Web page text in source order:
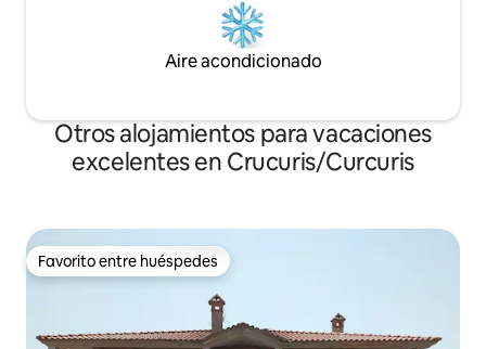
Aire acondicionado
Otros alojamientos para vacaciones
excelentes en Crucuris/Curcuris
Favorito entre huéspedes
Favorito entre huéspedes